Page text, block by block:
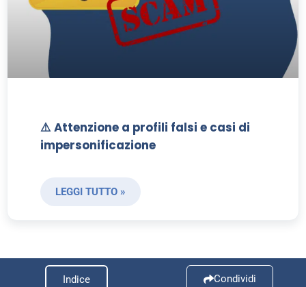
⚠️ Attenzione a profili falsi e casi di
impersonificazione
LEGGI TUTTO »
Indice Condividi